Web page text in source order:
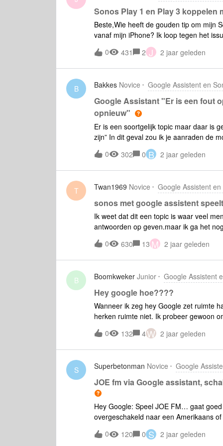
Assistent koppelen aan je Sonos-apparaat' scherm. Ik
aangeeft dat ik de accountinformatie bij
inloggen met de Sonos account, kom ik
Sonos systeem te bedienen. Ik klik op 'O
Sonos Play 1 en Play 3 koppelen
Beste,Wie heeft de gouden tip om mijn
vanaf mijn iPhone? Ik loop tegen het
moet registeren (zie screenshot
geregistreerd) dus er lijkt iets anders
hieronder o.a. wat ik heb gedaan)
netwerk. Ik heb al op de Sonos-app
het verleden Google Home en Sonos
Alvast bedankt. De diverse pogingen,
en beide apps Google Assistent en
Google Home-app koppelen; Via de
0 431 2 J 2 jaar geleden
B Bakkes Novice Google Assistent en
Google Assistant "Er is een fout
opnieuw"
Er is een soortgelijk topic maar daar is
zijn” In dit geval zou ik je aanraden de
keer volledig uit en aan te zetten.
een vers geheugen alle apparaten
- Google werkt even maar al snel weer
suggesties? Dank
0 302 0 B 2 jaar geleden
T Twan1969 Novice Google Assistent en
sonos met google assistent
Ik weet dat dit een topic is waar veel
antwoorden op geven.maar ik ga het
aan Sonos ligt. En niet aan google.en
steeds geen oplossing voor heeft.ik heb
geef om radio 10 af te spelen, dan
dezelfde google nest speaker) dan krijg
nest speaker weer als hoofdspeaker zet
een LG soundbar als hoofdspeaker en
SONOS en nergens anders aan.en dit
zoeken.dus het is toch een zeer slechte
0 630 13 M 2 jaar geleden
B Boomkweker Junior Google Assistent
Hey google hoe????
Wanneer ik zeg hey Google zet ruimte
herken ruimte niet. Ik probeer gewoon
sturen maar echt hopeloos nog steeds
0 132 4W 2 jaar geleden
S Superbetonman Novice Google
JOE fm via Google assistant,
Hey Google: Speel JOE FM… gaat
overgeschakeld naar een Amerikaans
herhaald: ‘this stram is not
niet gelinked aan één installatie.
0 120 0 S 2 jaar geleden